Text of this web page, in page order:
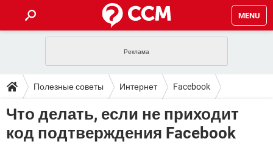
MENU
INSTAGRAM FACEBOOK
ИГРЫ WINDOWS 10
ВКОНТАКТЕ ВИДЕО
ПОЛЕЗНЫЕ СОВЕТЫ
TIKTOK TELEGRAM
WHATSAPP INSTAGRAM
FACEBOOK
ЗАГРУЗКИ
TIKTOK TELEGRAM
ФОРУМ
Полезные советы Интернет Facebook
Что делать, если не приходит
код подтверждения Facebook